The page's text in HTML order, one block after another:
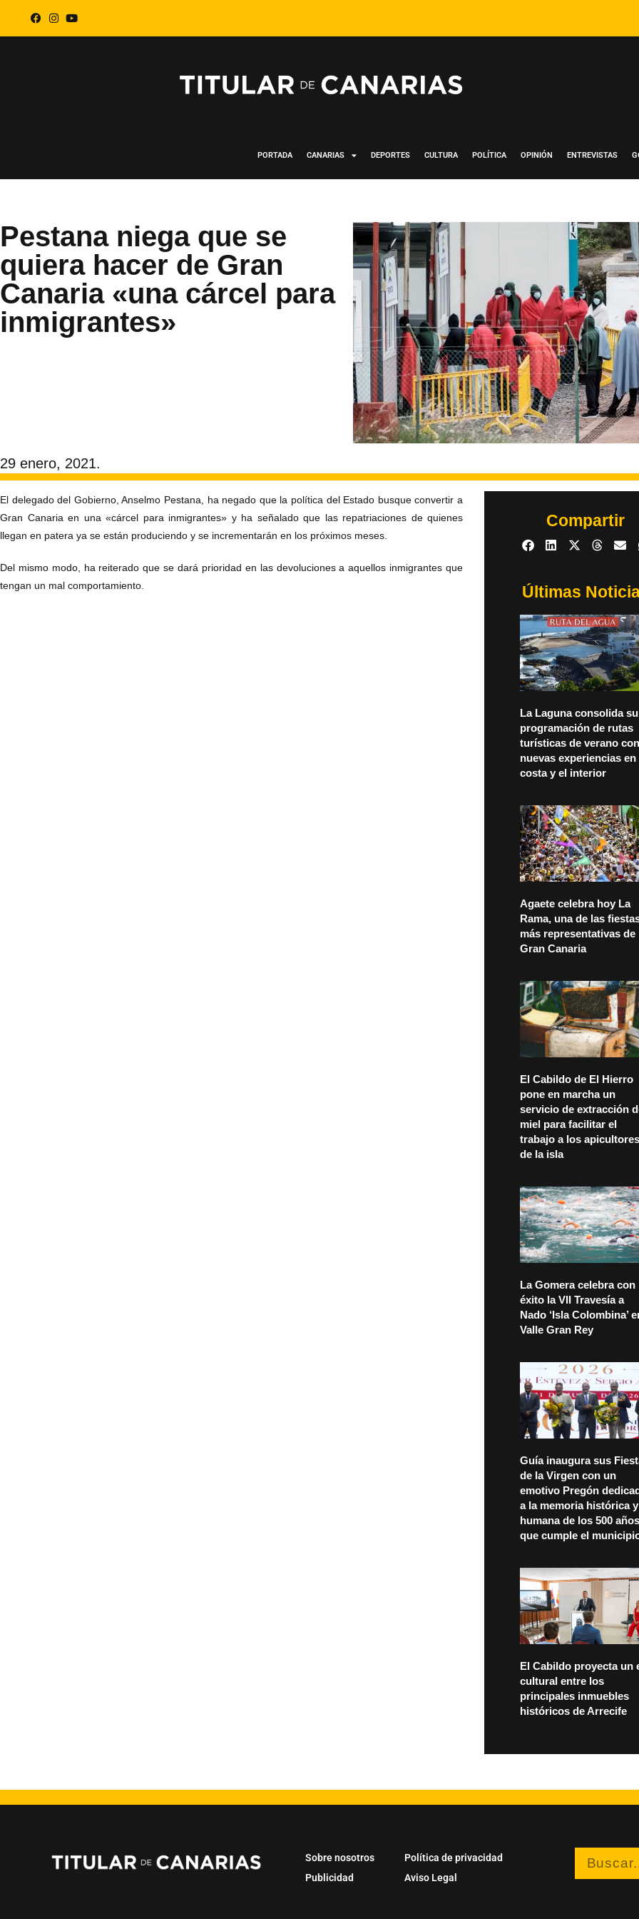
PORTADA CANARIAS DEPORTES CULTURA POLÍTICA OPINIÓN ENTREVISTAS
Pestana niega que se
quiera hacer de Gran
Canaria «una cárcel para
inmigrantes»
29 enero, 2021.
El delegado del Gobierno, Anselmo Pestana, ha negado que la política del Estado busque convertir a
Gran Canaria en una «cárcel para inmigrantes» y ha señalado que las repatriaciones de quienes
llegan en patera ya se están produciendo y se incrementarán en los próximos meses.
Del mismo modo, ha reiterado que se dará prioridad en las devoluciones a aquellos inmigrantes que
tengan un mal comportamiento.
Compartir
Últimas
La Laguna consolida su
programación de rutas
turísticas de verano con
nuevas experiencias en
costa y el interior
Agaete celebra hoy La
Rama, una de las
más representativas de
Gran Canaria
El Cabildo de El Hierro
pone en marcha un
servicio de extracción
miel para facilitar el
trabajo a los apicultores
de la isla
La Gomera celebra con
éxito la VII Travesía a
Nado ‘Isla Colombina’
Valle Gran Rey
Guía inaugura sus
de la Virgen con un
emotivo Pregón
a la memoria histórica y
humana de los 500 años
que cumple el
El Cabildo proyecta un
cultural entre los
principales inmuebles
históricos de Arrecife
Sobre nosotros
Publicidad
Política de privacidad
Aviso Legal